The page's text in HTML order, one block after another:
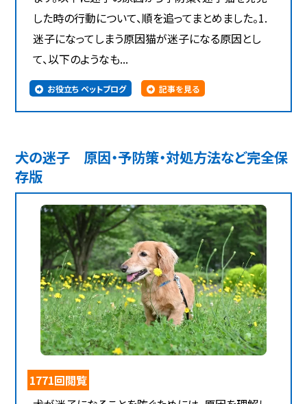
した時の行動について、順を追ってまとめました。1.
迷子になってしまう原因猫が迷子になる原因とし
て、以下のようなも...
お役立ち ペットブログ 記事を見る
犬の迷子 原因・予防策・対処方法など完全保
存版
1771回閲覧